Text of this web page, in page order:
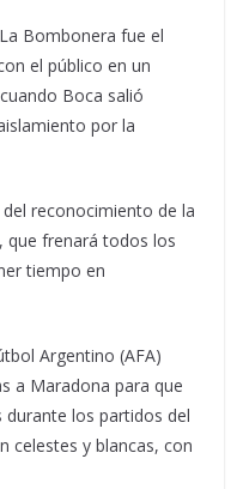
Bombonera fue el
el público en un
Boca salió
por la
reconocimiento de la
que frenará todos los
tiempo en
Argentino (AFA)
a Maradona para que
durante los partidos del
celestes y blancas, con